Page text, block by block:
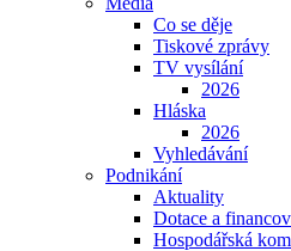
Co se děje
Tiskové zprávy
TV vysílání
2026
Hláska
2026
Vyhledávání
Podnikání
Aktuality
Dotace a
Hospodářská